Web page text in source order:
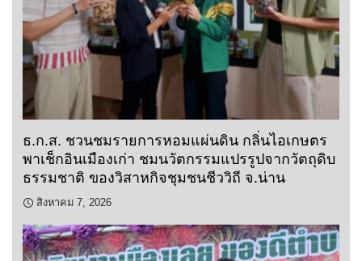
ธ.ก.ส. ชวนชมรายการหอมแผ่นดิน กลิ่นไอเกษตร
พาเช็กอินเมืองเก่า ชมนวัตกรรมแปรรูปจากวัตถุดิบ
ธรรมชาติ ของวิสาหกิจชุมชนชีววิถี จ.น่าน
สิงหาคม 7, 2026